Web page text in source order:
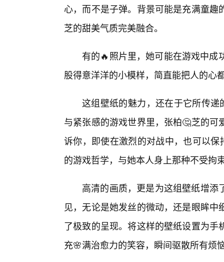
心，而不是子弹。背景可能是充满童
芝的甜美气质完美融合。
有的🔥照片里，她可能在游戏中成
股得意洋洋的小模样，简直能把人的心
这组壁纸的魅力，还在于它所传递
与紧张感的游戏世界里，张柏🤔芝的
诉你，即使在激烈的对战中，也可以
的游戏哲学，与她本人身上那种不受拘
高清的画质，更是为这组壁纸增
见，无论是她发丝的微动，还是眼眸
了极致的呈现。将这样的壁纸设置为
充🌸满治愈力的笑容，瞬间驱散所有烦